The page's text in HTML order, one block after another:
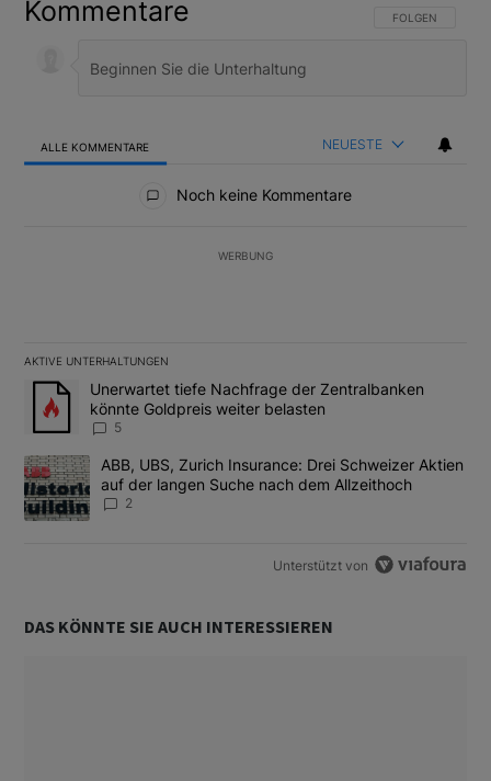
Kommentare FOLGE DIESER
FOLGEN
ALLE KOMMENTARE NEUESTE
Noch keine Kommentare
WERBUNG
AKTIVE UNTERHALTUNGEN
Das Folgende ist eine Liste der am meisten kommentierten
Ein Trendartikel mit dem Titel "Unerwartet tiefe Nachfrage der
Unerwartet tiefe Nachfrage der Zentralbanken
könnte Goldpreis weiter belasten
5
Ein Trendartikel mit dem Titel "ABB, UBS, Zurich Insurance:
ABB, UBS, Zurich Insurance: Drei Schweizer Aktien
auf der langen Suche nach dem Allzeithoch
2
Unterstützt von
DAS KÖNNTE SIE AUCH INTERESSIEREN